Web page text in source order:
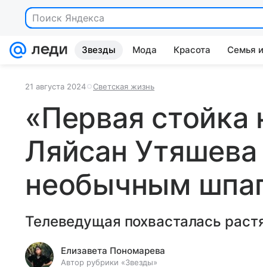
Поиск Яндекса
Звезды Мода Красота Семья
21 августа 2024 Светская жизнь
«Первая стойка
Ляйсан Утяшева
необычным
Телеведущая похвасталась
Елизавета Пономарева
Автор рубрики «Звезды»